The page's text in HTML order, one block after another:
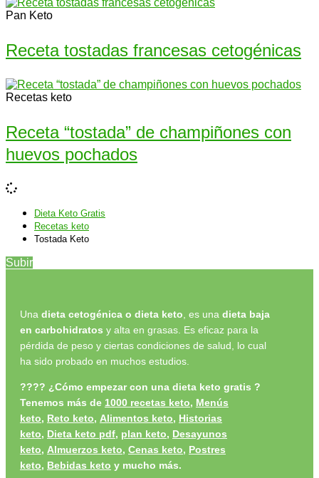
Pan Keto
Receta tostadas francesas cetogénicas
Recetas keto
Receta “tostada” de champiñones con
huevos pochados
Dieta Keto Gratis
Recetas keto
Tostada Keto
Subir
Una dieta cetogénica o dieta keto, es una dieta baja
en carbohidratos y alta en grasas. Es eficaz para la
pérdida de peso y ciertas condiciones de salud, lo cual
ha sido probado en muchos estudios.
???? ¿Cómo empezar con una dieta keto gratis ?
Tenemos más de 1000 recetas keto, Menús
keto, Reto keto, Alimentos keto, Historias
keto, Dieta keto pdf, plan keto, Desayunos
keto, Almuerzos keto, Cenas keto, Postres
keto, Bebidas keto y mucho más.